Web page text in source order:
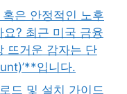
은 안정적인 노후
? 최근 미국 금융
뜨거운 감자는 단
입니다.
드 및 설치 가이드